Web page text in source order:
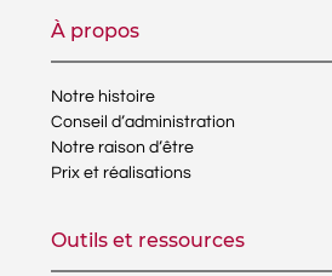
À propos
Notre histoire
Conseil d’administration
Notre raison d’être
Prix et réalisations
Outils et ressources